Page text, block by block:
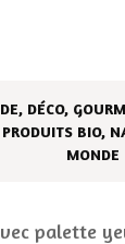
DÉCO,
BIO,
MONDE